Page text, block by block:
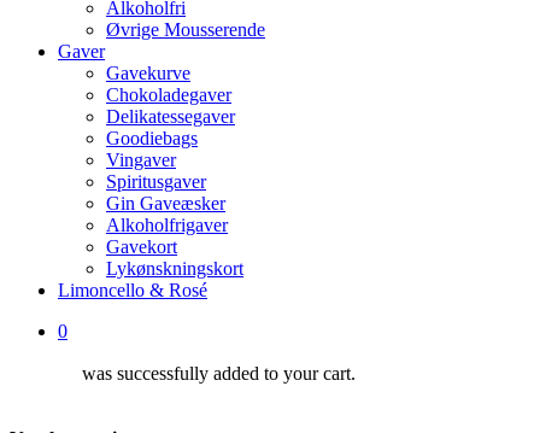
Alkoholfri
Øvrige Mousserende
Gaver
Gavekurve
Chokoladegaver
Delikatessegaver
Goodiebags
Vingaver
Spiritusgaver
Gin Gaveæsker
Alkoholfrigaver
Gavekort
Lykønskningskort
Limoncello & Rosé
0
was successfully added to your cart.